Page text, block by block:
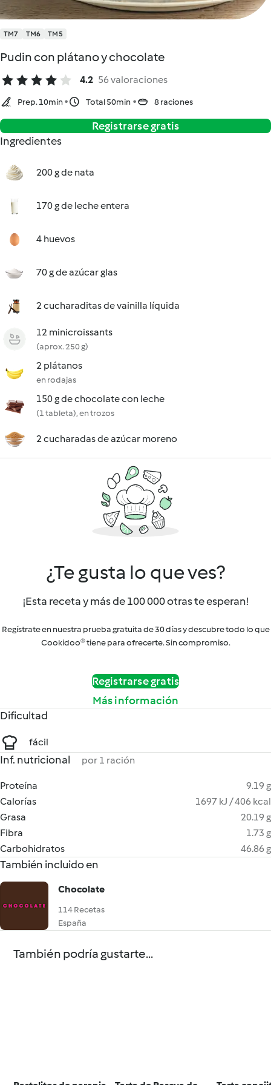
TM7 TM6 TM5
Pudin con plátano y chocolate
4.2 56 valoraciones
Prep. 10min Total 50min 8 raciones
Registrarse gratis
Ingredientes
200 g de nata
170 g de leche entera
4 huevos
70 g de azúcar glas
2 cucharaditas de vainilla líquida
12 minicroissants
(aprox. 250 g)
2 plátanos
en rodajas
150 g de chocolate con leche
(1 tableta), en trozos
2 cucharadas de azúcar moreno
¿Te gusta lo que ves?
¡Esta receta y más de 100 000 otras te esperan!
Regístrate en nuestra prueba gratuita de 30 días y descubre todo lo que
Cookidoo® tiene para ofrecerte. Sin compromiso.
Registrarse gratis
Más información
Dificultad
fácil
Inf. nutricional por 1 ración
Proteína
9.19 g
Calorías
1697 kJ / 406 kcal
Grasa
20.19 g
Fibra
1.73 g
Carbohidratos
46.86 g
También incluido en
Chocolate
114 Recetas
España
También podría gustarte...